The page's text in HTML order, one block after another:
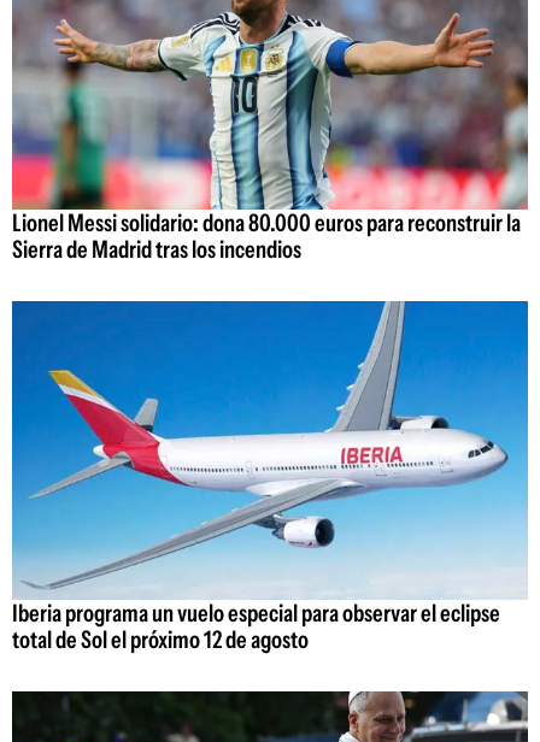
Lionel Messi solidario: dona 80.000 euros para reconstruir la
Sierra de Madrid tras los incendios
Iberia programa un vuelo especial para observar el eclipse
total de Sol el próximo 12 de agosto